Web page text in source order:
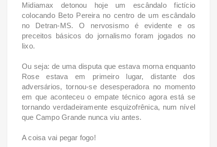
Midiamax detonou hoje um escândalo fictício
colocando Beto Pereira no centro de um escândalo
no Detran-MS. O nervosismo é evidente e os
preceitos básicos do jornalismo foram jogados no
lixo.
Ou seja: de uma disputa que estava morna enquanto
Rose estava em primeiro lugar, distante dos
adversários, tornou-se desesperadora no momento
em que aconteceu o empate técnico agora está se
tornando verdadeiramente esquizofrênica, num nível
que Campo Grande nunca viu antes.
A coisa vai pegar fogo!